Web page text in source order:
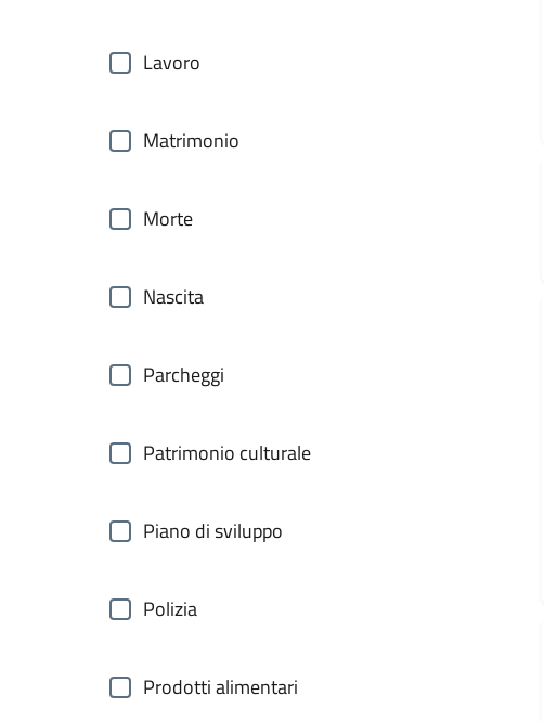
Lavoro
Matrimonio
Morte
Nascita
Parcheggi
Patrimonio culturale
Piano di sviluppo
Polizia
Prodotti alimentari